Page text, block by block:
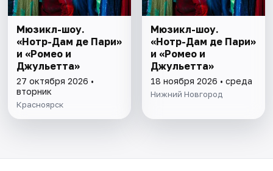
Мюзикл-шоу.
«Нотр-Дам де Пари»
и «Ромео и
Джульетта»
27 октября 2026 •
вторник
Красноярск
Мюзикл-шоу.
«Нотр-Дам де Пари»
и «Ромео и
Джульетта»
18 ноября 2026 • среда
Нижний Новгород